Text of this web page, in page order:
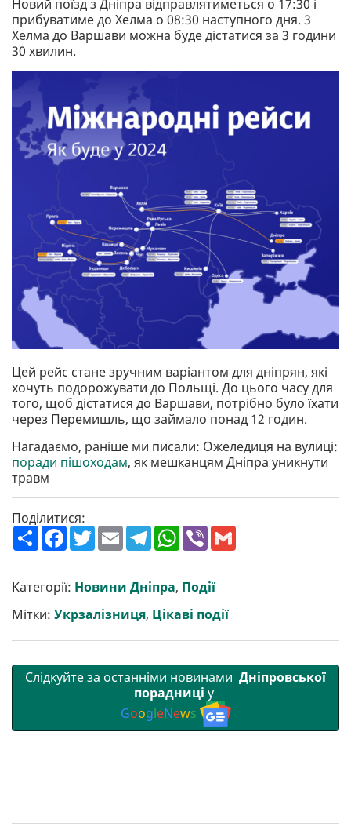
Новий поїзд з Дніпра відправлятиметься о 17:30 і
прибуватиме до Хелма о 08:30 наступного дня. 3
Хелма до Варшави можна буде дістатися за 3 години
30 хвилин.
Цей рейс стане зручним варіантом для дніпрян, які
хочуть подорожувати до Польщі. До цього часу для
того, щоб дістатися до Варшави, потрібно було їхати
через Перемишль, що займало понад 12 годин.
Нагадаємо, раніше ми писали: Ожеледиця на вулиці:
поради пішоходам, як мешканцям Дніпра уникнути
травм
Поділитися:
П
о
р
и
т
и
F
a
b
o
o
k
T
w
t
e
r
E
m
l
T
e
g
r
a
m
W
h
s
A
p
p
V
r
Категорії: Новини Дніпра, Події
Мітки: Укрзалізниця, Цікаві події
Слідкуйте за останніми новинами Дніпровської
порадниці у
GoogleNews